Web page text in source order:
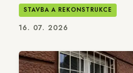
STAVBA A REKONSTRUKCE
16. 07. 2026